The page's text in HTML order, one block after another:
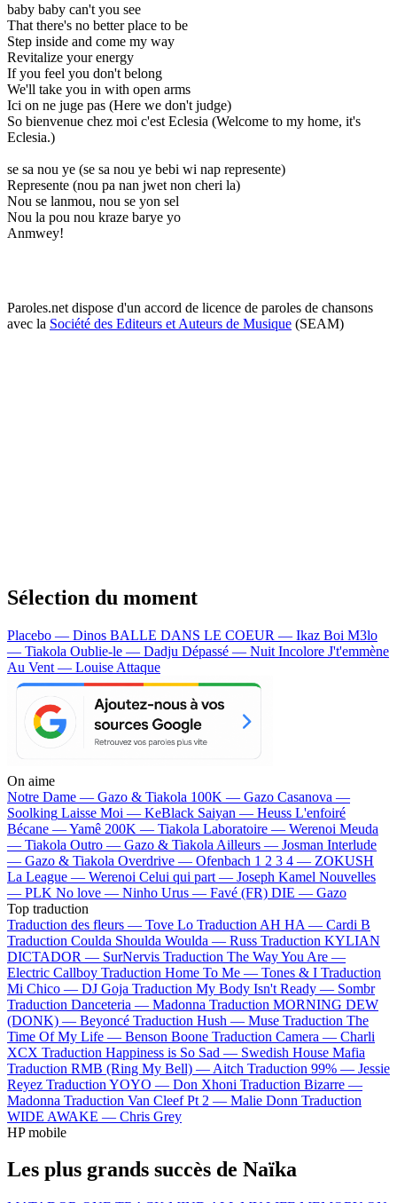
baby baby can't you see
That there's no better place to be
Step inside and come my way
Revitalize your energy
If you feel you don't belong
We'll take you in with open arms
Ici on ne juge pas (Here we don't judge)
So bienvenue chez moi c'est Eclesia (Welcome to my home, it's
Eclesia.)
se sa nou ye (se sa nou ye bebi wi nap represente)
Represente (nou pa nan jwet non cheri la)
Nou se lanmou, nou se yon sel
Nou la pou nou kraze barye yo
Anmwey!
Paroles.net dispose d'un accord de licence de paroles de chansons
avec la Société des Editeurs et Auteurs de Musique (SEAM)
Sélection du moment
Placebo — Dinos BALLE DANS LE COEUR — Ikaz Boi M3lo
— Tiakola Oublie-le — Dadju Dépassé — Nuit Incolore J't'emmène
Au Vent — Louise Attaque
On aime
Notre Dame — Gazo & Tiakola 100K — Gazo Casanova —
Soolking Laisse Moi — KeBlack Saiyan — Heuss L'enfoiré
Bécane —Yamê 200K — Tiakola Laboratoire — Werenoi Meuda
— Tiakola Outro — Gazo & Tiakola Ailleurs — Josman Interlude
— Gazo & Tiakola Overdrive — Ofenbach 1 2 3 4 — ZOKUSH
La League — Werenoi Celui qui part — Joseph Kamel Nouvelles
— PLK No love — Ninho Urus — Favé (FR) DIE — Gazo
Top traduction
Traduction des fleurs — Tove Lo Traduction AH HA — Cardi B
Traduction Coulda Shoulda Woulda — Russ Traduction KYLIAN
DICTADOR — SurNervis Traduction The Way You Are —
Electric Callboy Traduction Home To Me — Tones & I Traduction
Mi Chico — DJ Goja Traduction My Body Isn't Ready — Sombr
Traduction Danceteria — Madonna Traduction MORNING DEW
(DONK) — Beyoncé Traduction Hush — Muse Traduction The
Time Of My Life — Benson Boone Traduction Camera — Charli
XCX Traduction Happiness is So Sad — Swedish House Mafia
Traduction RMB (Ring My Bell) — Aitch Traduction 99% — Jessie
Reyez Traduction YOYO — Don Xhoni Traduction Bizarre —
Madonna Traduction Van Cleef Pt 2 — Malie Donn Traduction
WIDE AWAKE — Chris Grey
HP mobile
Les plus grands succès de Naïka